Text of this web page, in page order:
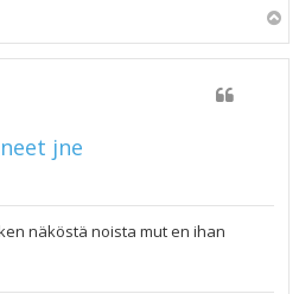
ö
jne
näköstä noista mut en ihan